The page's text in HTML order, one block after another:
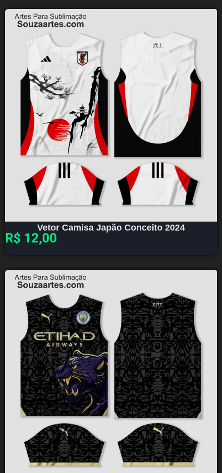
Vetor Camisa Japão Conceito 2024
R$ 12,00